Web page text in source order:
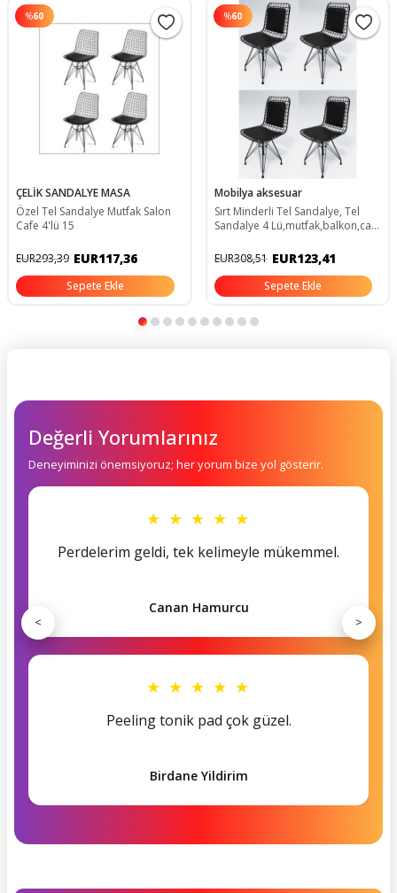
%60
ÇELİK SANDALYE MASA
Özel Tel Sandalye Mutfak Salon
Cafe 4'lü 15
EUR293,39 EUR117,36
Sepete Ekle
%60
Mobilya aksesuar
Sırt Minderli Tel Sandalye, Tel
Sandalye 4 Lü,mutfak,balkon,cafe
EUR308,51 EUR123,41
Sepete Ekle
Değerli Yorumlarınız
Deneyiminizi önemsiyoruz; her yorum bize yol gösterir.
★ ★ ★ ★ ★
Perdelerim geldi, tek kelimeyle mükemmel.
Canan Hamurcu
★ ★ ★ ★ ★
Peeling tonik pad çok güzel.
Birdane Yildirim
< >